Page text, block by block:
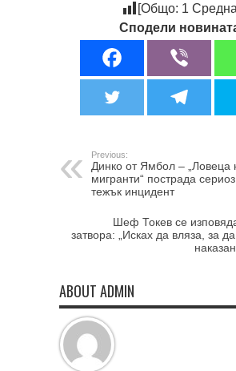
[Общо: 1
Сподели
Previous:
Динко от Ямбол – „Ловеца
мигранти“ пострада
тежък инцидент
Шеф Токев се
затвора: „Исках да вляза, за
ABOUT ADMIN